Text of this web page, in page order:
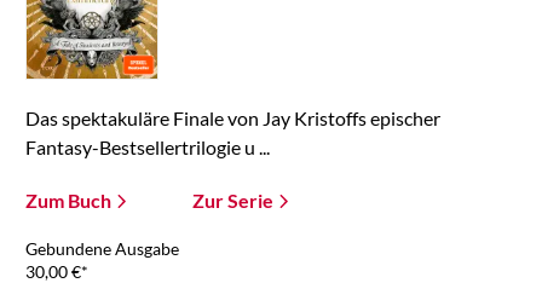
Das spektakuläre Finale von Jay Kristoffs epischer
Fantasy-Bestsellertrilogie u ...
Zum Buch Zur Serie
Gebundene Ausgabe
30,00€*